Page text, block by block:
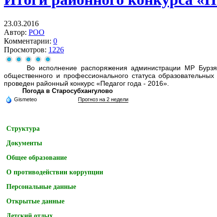
23.03.2016
Автор: РОО
Комментарии: 0
Просмотров: 1226
Во исполнение распоряжения администрации МР
общественного и профессионального статуса
проведен районный конкурс «Педагог года - 2016».
Погода в Старосубхангулово
Gismeteo Прогноз на 2 недели
Структура
Документы
Общее образование
О противодействии коррупции
Персональные данные
Открытые данные